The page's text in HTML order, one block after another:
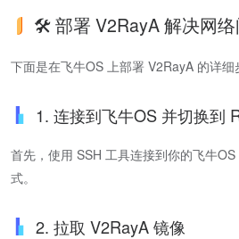
🛠️ 部署 V2RayA 解决网
下面是在飞牛OS 上部署 V2RayA 的详细
1. 连接到飞牛OS 并切换到
首先，使用 SSH 工具连接到你的飞牛
式。
2. 拉取 V2RayA 镜像